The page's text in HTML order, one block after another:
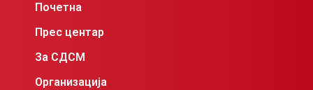
Почетна
Прес центар
За СДСМ
Организација